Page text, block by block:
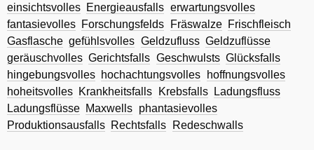
einsichtsvolles Energieausfalls erwartungsvolles
fantasievolles Forschungsfelds Fräswalze Frischfleisch
Gasflasche gefühlsvolles Geldzufluss Geldzuflüsse
geräuschvolles Gerichtsfalls Geschwulsts Glücksfalls
hingebungsvolles hochachtungsvolles
hoffnungsvolles
hoheitsvolles Krankheitsfalls Krebsfalls
Ladungsfluss
Ladungsflüsse Maxwells phantasievolles
Produktionsausfalls Rechtsfalls Redeschwalls